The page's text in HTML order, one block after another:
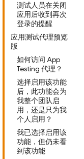
测试人员在关闭
应用后收到再次
登录的提醒
应用测试代理预览
版
如何访问 App
Testing 代理？
选择启用该功能
后，此功能会为
我整个团队启
用，还是只为我
个人启用？
我已选择启用该
功能，但仍未看
到该功能